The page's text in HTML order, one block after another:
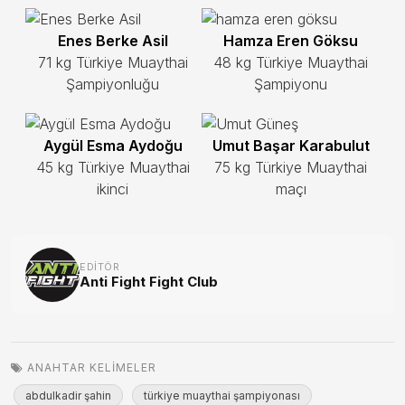
Enes Berke Asil
71 kg Türkiye Muaythai
Şampiyonluğu
Hamza Eren Göksu
48 kg Türkiye Muaythai
Şampiyonu
Aygül Esma Aydoğu
45 kg Türkiye Muaythai
ikinci
Umut Başar Karabulut
75 kg Türkiye Muaythai
maçı
EDITÖR
Anti Fight Fight Club
ANAHTAR KELIMELER
abdulkadir şahin türkiye muaythai şampiyonası